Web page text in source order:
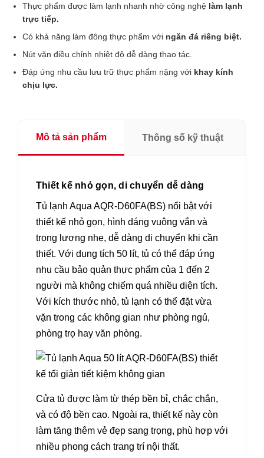
Thực phẩm được làm lạnh nhanh nhờ công nghệ làm lạnh
trực tiếp.
Có khả năng làm đông thực phẩm với ngăn đá riêng biệt.
Nút vặn điều chỉnh nhiệt độ dễ dàng thao tác.
Đáp ứng nhu cầu lưu trữ thực phẩm nặng với khay kính
chịu lực.
Mô tả sản phẩm Thông số kỹ thuật
Thiết kế nhỏ gọn, di chuyển dễ dàng
Tủ lạnh Aqua AQR-D60FA(BS) nổi bật với
thiết kế nhỏ gọn, hình dáng vuông vắn và
trọng lượng nhẹ, dễ dàng di chuyển khi cần
thiết. Với dung tích 50 lít, tủ có thể đáp ứng
nhu cầu bảo quản thực phẩm của 1 đến 2
người mà không chiếm quá nhiều diện tích.
Với kích thước nhỏ, tủ lạnh có thể đặt vừa
vặn trong các không gian như phòng ngủ,
phòng trọ hay văn phòng.
Cửa tủ được làm từ thép bền bỉ, chắc chắn,
và có độ bền cao. Ngoài ra, thiết kế này còn
làm tăng thêm vẻ đẹp sang trọng, phù hợp với
nhiều phong cách trang trí nội thất.